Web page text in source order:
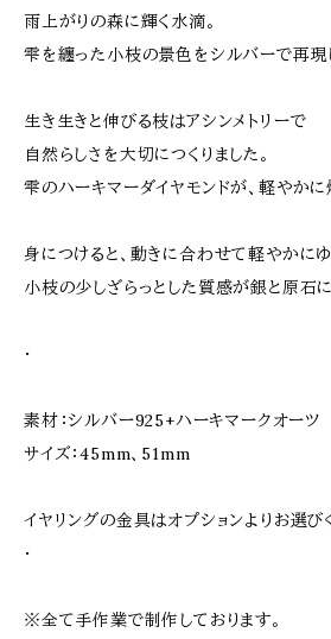
雨上がりの森に輝く水滴。
雫を纏った小枝の景色をシルバーで再現
生き生きと伸びる枝はアシンメトリーで
自然らしさを大切につくりました。
雫のハーキマーダイヤモンドが、軽やかに
身につけると、動きに合わせて軽やかに
小枝の少しざらっとした質感が銀と原石に
・
素材：シルバー925+ハーキマークオーツ
サイズ：45mm、51mm
イヤリングの金具はオプションよりお選び
・
※全て手作業で制作しております。